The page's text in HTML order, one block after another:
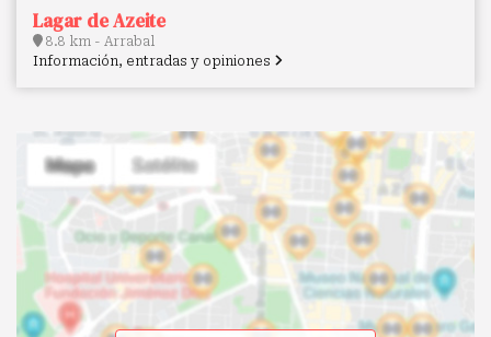
Lagar de Azeite
8.8 km - Arrabal
Información, entradas y opiniones